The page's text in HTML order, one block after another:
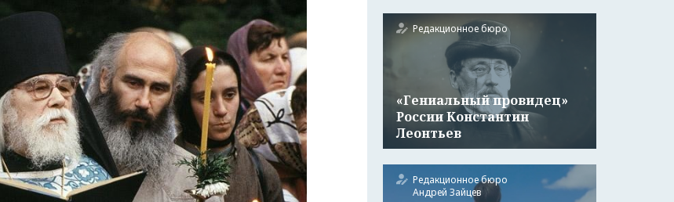
Редакционное бюро
«Гениальный провидец»
России Константин
Леонтьев
Редакционное бюро
Андрей Зайцев